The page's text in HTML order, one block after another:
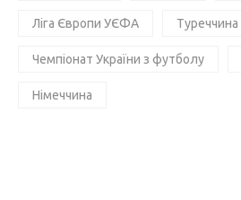
Ліга Європи УЄФА Туреччина
Чемпіонат України з футболу
Німеччина